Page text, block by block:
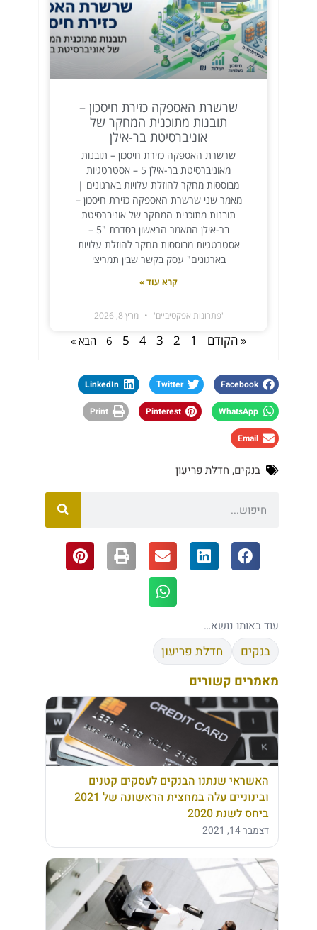
עוד באותו נושא…
בנקים חדלת פריעון
מאמרים קשורים
האשראי שנתנו הבנקים לעסקים קטנים
ובינוניים עלה במחצית הראשונה של 2021
ביחס לשנת 2020
דצמבר 14, 2021
שרשרת האספקה כזירת חיסכון –
תובנות מתוכנית המחקר של
אוניברסיטת בר-אילן
שרשרת האספקה כזירת חיסכון – תובנות
מאוניברסיטת בר-אילן 5 – אסטרטגיות
מבוססות מחקר להוזלת עלויות בארגונים |
מאמר שני שרשרת האספקה כזירת חיסכון –
תובנות מתוכנית המחקר של אוניברסיטת
בר-אילן המאמר הראשון בסדרת "5 –
אסטרטגיות מבוססות מחקר להוזלת עלויות
בארגונים" עסק בקשר שבין תמריצי
קרא עוד »
'פתרונות אפקטיביים' מרץ 8, 2026
« הקודם 1
2
3
4
5
6 הבא »
Facebook
Twitter
LinkedIn
WhatsApp
Pinterest
Print
Email
בנקים, חדלת פריעון